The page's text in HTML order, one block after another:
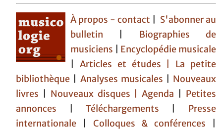
À propos - contact
S'abonner au
bulletin
Biographies de
musiciens
Encyclopédie musicale
|Articles et études | La petite
bibliothèque
Analyses musicales
Nouveaux
livres
Nouveaux disques |Agenda
Petites
annonces
Téléchargements
Presse
internationale
Colloques & conférences